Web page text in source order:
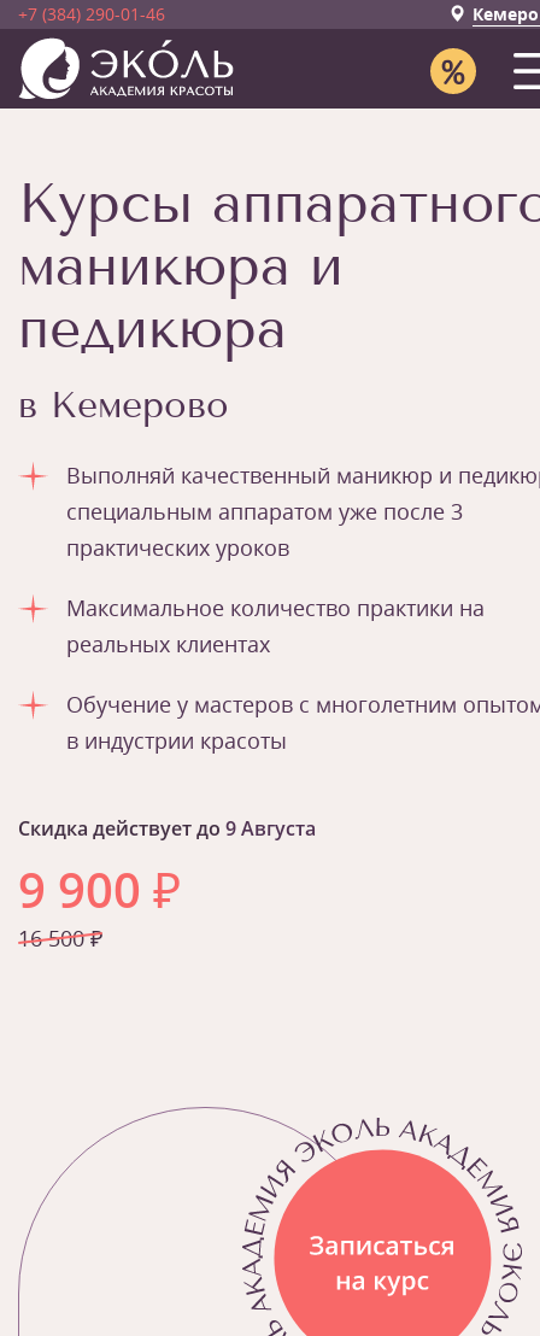
+7 (384) 290-01-46
Курсы
маникюра и
педикюра
в Кемерово
Выполняй качественный маникюр и
специальным аппаратом уже после 3
практических уроков
Максимальное количество практики на
реальных клиентах
Обучение у мастеров с многолетним
в индустрии красоты
Скидка действует до 9 Августа
9 900 ₽
16 500 ₽